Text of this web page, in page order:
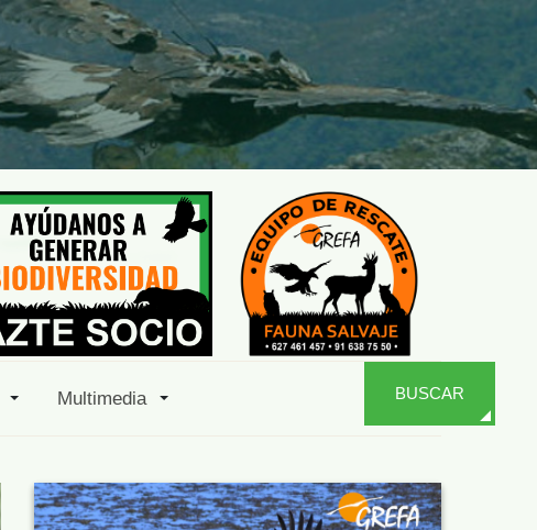
Multimedia BUSCAR